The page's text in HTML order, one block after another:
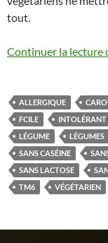
tout.
Continuer la lecture
ALLERGIQUE
FCILE
INTOLÉRANT
LÉGUME
LÉGUMES
SANS CASÉINE
SANS LACTOSE
TM6
VÉGÉTARIEN